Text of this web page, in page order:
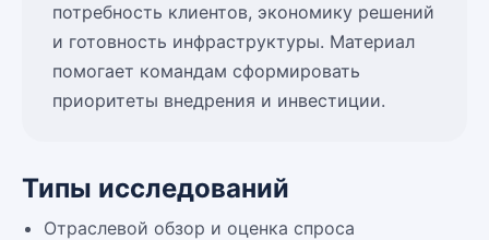
потребность клиентов, экономику решений
и готовность инфраструктуры. Материал
помогает командам сформировать
приоритеты внедрения и инвестиции.
Типы исследований
Отраслевой обзор и оценка спроса